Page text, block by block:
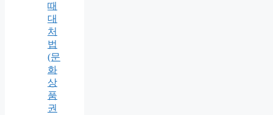
때
대
처
법
(문
화
상
품
권